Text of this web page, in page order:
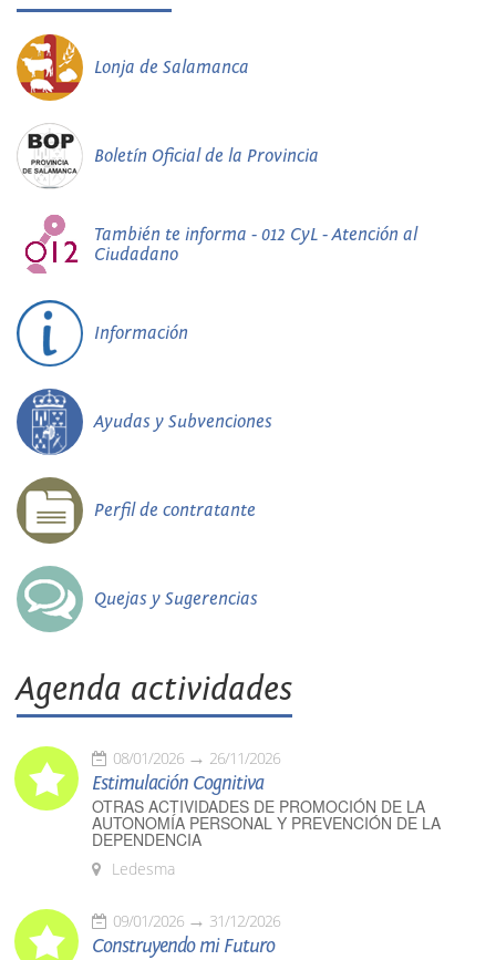
Lonja de Salamanca
Boletín Oficial de la Provincia
También te informa - 012 CyL - Atención al
Ciudadano
Información
Ayudas y Subvenciones
Perfil de contratante
Quejas y Sugerencias
Agenda actividades
08/01/2026 26/11/2026
Estimulación Cognitiva
OTRAS ACTIVIDADES DE PROMOCIÓN DE LA
AUTONOMÍA PERSONAL Y PREVENCIÓN DE LA
DEPENDENCIA
Ledesma
09/01/2026 31/12/2026
Construyendo mi Futuro